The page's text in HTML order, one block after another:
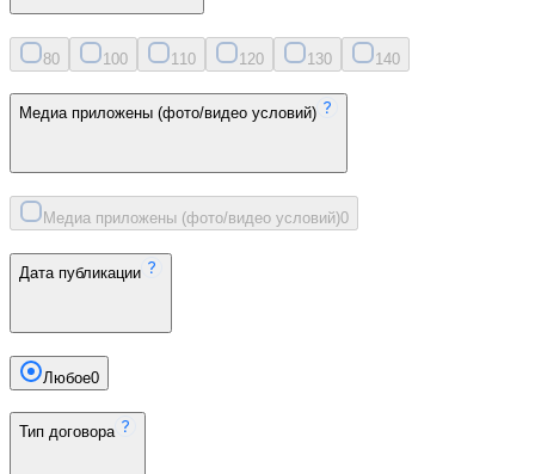
80 100 11 0 120 130 140
Медиа приложены (фото/видео условий)
Медиа приложены (фото/видео условий)0
Дата публикации
Любое0
Тип договора